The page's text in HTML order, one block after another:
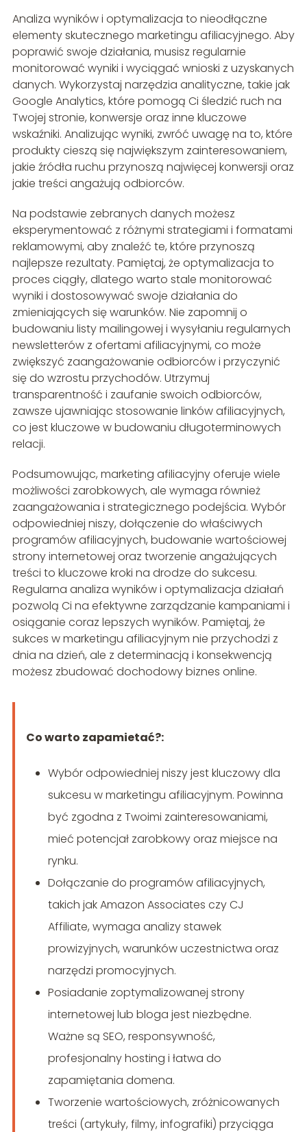
Analiza wyników i optymalizacja to nieodłączne
elementy skutecznego marketingu afiliacyjnego. Aby
poprawić swoje działania, musisz regularnie
monitorować wyniki i wyciągać wnioski z uzyskanych
danych. Wykorzystaj narzędzia analityczne, takie jak
Google Analytics, które pomogą Ci śledzić ruch na
Twojej stronie, konwersje oraz inne kluczowe
wskaźniki. Analizując wyniki, zwróć uwagę na to, które
produkty cieszą się największym zainteresowaniem,
jakie źródła ruchu przynoszą najwięcej konwersji oraz
jakie treści angażują odbiorców.
Na podstawie zebranych danych możesz
eksperymentować z różnymi strategiami i formatami
reklamowymi, aby znaleźć te, które przynoszą
najlepsze rezultaty. Pamiętaj, że optymalizacja to
proces ciągły, dlatego warto stale monitorować
wyniki i dostosowywać swoje działania do
zmieniających się warunków. Nie zapomnij o
budowaniu listy mailingowej i wysyłaniu regularnych
newsletterów z ofertami afiliacyjnymi, co może
zwiększyć zaangażowanie odbiorców i przyczynić
się do wzrostu przychodów. Utrzymuj
transparentność i zaufanie swoich odbiorców,
zawsze ujawniając stosowanie linków afiliacyjnych,
co jest kluczowe w budowaniu długoterminowych
relacji.
Podsumowując, marketing afiliacyjny oferuje wiele
możliwości zarobkowych, ale wymaga również
zaangażowania i strategicznego podejścia. Wybór
odpowiedniej niszy, dołączenie do właściwych
programów afiliacyjnych, budowanie wartościowej
strony internetowej oraz tworzenie angażujących
treści to kluczowe kroki na drodze do sukcesu.
Regularna analiza wyników i optymalizacja działań
pozwolą Ci na efektywne zarządzanie kampaniami i
osiąganie coraz lepszych wyników. Pamiętaj, że
sukces w marketingu afiliacyjnym nie przychodzi z
dnia na dzień, ale z determinacją i konsekwencją
możesz zbudować dochodowy biznes online.
Co warto zapamietać?:
Wybór odpowiedniej niszy jest kluczowy dla
sukcesu w marketingu afiliacyjnym. Powinna
być zgodna z Twoimi zainteresowaniami,
mieć potencjał zarobkowy oraz miejsce na
rynku.
Dołączanie do programów afiliacyjnych,
takich jak Amazon Associates czy CJ
Affiliate, wymaga analizy stawek
prowizyjnych, warunków uczestnictwa oraz
narzędzi promocyjnych.
Posiadanie zoptymalizowanej strony
internetowej lub bloga jest niezbędne.
Ważne są SEO, responsywność,
profesjonalny hosting i łatwa do
zapamiętania domena.
Tworzenie wartościowych, zróżnicowanych
treści (artykuły, filmy, infografiki) przyciąga